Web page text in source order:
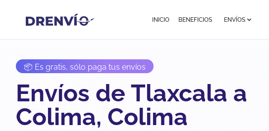
INICIO BENEFICIOS ENVÍOS
📦 Es gratis, sólo paga tus envíos
Envíos de Tlaxcala a
Colima, Colima